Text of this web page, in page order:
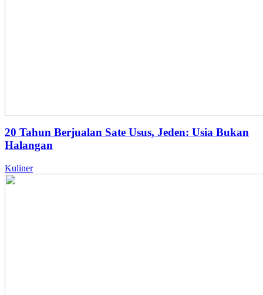
20 Tahun Berjualan Sate Usus, Jeden: Usia Bukan
Halangan
Kuliner